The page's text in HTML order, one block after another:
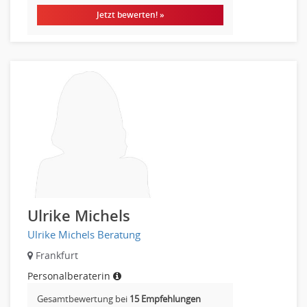
Wirtschaftsprüfung
Beauty, Wellness
Fertigung, Produktion
Gastronomie, Hotellerie
Holzhandwerk
Handwerk, Dienstleistung & Fertigung Leitung, Teamleitung
Maler, Lackierer
Mechaniker
Metallhandwerk
Nahrungsmittelherstellung, -verarbeitung
Raumgestaltung
Reiseverkehr, Touristik
Jetzt bewerten! »
Ulrike Michels
Ulrike Michels Beratung
Frankfurt
Personalberaterin
Gesamtbewertung bei 15 Empfehlungen